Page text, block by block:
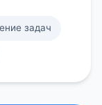
задач